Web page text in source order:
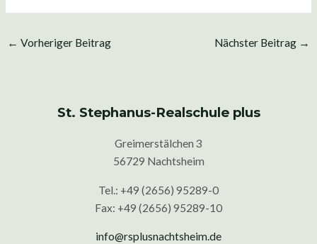
← Vorheriger Beitrag Nächster Beitrag →
St. Stephanus-Realschule plus
Greimerstälchen 3
56729 Nachtsheim
Tel.: +49 (2656) 95289-0
Fax: +49 (2656) 95289-10
info@rsplusnachtsheim.de